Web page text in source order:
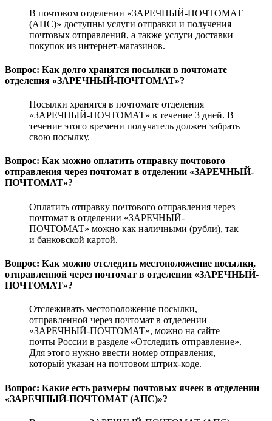
В почтовом отделении «ЗАРЕЧНЫЙ-ПОЧТОМАТ
(АПС)» доступны услуги отправки и получения
почтовых отправлений, а также услуги доставки
покупок из интернет-магазинов.
Вопрос: Как долго хранятся посылки в почтомате
отделения «ЗАРЕЧНЫЙ-ПОЧТОМАТ»?
Посылки хранятся в почтомате отделения
«ЗАРЕЧНЫЙ-ПОЧТОМАТ» в течение 3 дней. В
течение этого времени получатель должен забрать
свою посылку.
Вопрос: Как можно оплатить отправку почтового
отправления через почтомат в отделении «ЗАРЕЧНЫЙ-
ПОЧТОМАТ»?
Оплатить отправку почтового отправления через
почтомат в отделении «ЗАРЕЧНЫЙ-
ПОЧТОМАТ» можно как наличными (рубли), так
и банковской картой.
Вопрос: Как можно отследить местоположение посылки,
отправленной через почтомат в отделении «ЗАРЕЧНЫЙ-
ПОЧТОМАТ»?
Отслеживать местоположение посылки,
отправленной через почтомат в отделении
«ЗАРЕЧНЫЙ-ПОЧТОМАТ», можно на сайте
почты России в разделе «Отследить отправление».
Для этого нужно ввести номер отправления,
который указан на почтовом штрих-коде.
Вопрос: Какие есть размеры почтовых ячеек в отделении
«ЗАРЕЧНЫЙ-ПОЧТОМАТ (АПС)»?